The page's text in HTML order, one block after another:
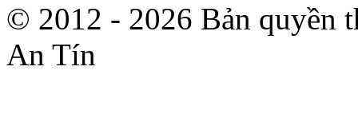
© 2012 - 2026 Bản quyền
An Tín